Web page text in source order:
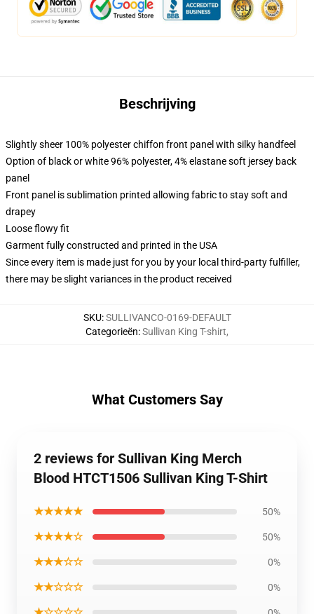
Beschrijving
Slightly sheer 100% polyester chiffon front panel with silky handfeel
Option of black or white 96% polyester, 4% elastane soft jersey back
panel
Front panel is sublimation printed allowing fabric to stay soft and
drapey
Loose flowy fit
Garment fully constructed and printed in the USA
Since every item is made just for you by your local third-party fulfiller,
there may be slight variances in the product received
SKU:SULLIVANCO-0169-DEFAULT
Categorieën:Sullivan King T-shirt,
What Customers Say
2 reviews for Sullivan King Merch
Blood HTCT1506 Sullivan King T-Shirt
★★★★★ 50%
★★★★☆ 50%
★★★☆☆ 0%
★★☆☆☆ 0%